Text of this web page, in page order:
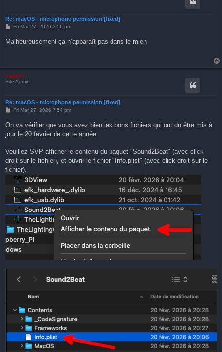
Re: macOS - microphone permission [fixed]
P
t
Fri Mar 27, 2026 3:56 pm
Malheureusement ça n’apparaît pas dans le mien
support
Site Admin
Re: macOS - microphone permission [fixed]
P
t
Fri Mar 27, 2026 7:54 pm
On va vérifier que vous avez bien les bons fichiers qui ont du être mis à
jour le 20 février de cette année.
Veuillez SVP afficher le contenu du paquet "Sound2Beat" (avec click
droit sur le fichier), et ouvrir le fichier "Info.plist" (avec click droit sur le
fichier).